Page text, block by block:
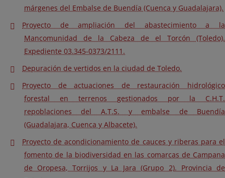
márgenes del Embalse de Buendía (Cuenca y Guadalajara).
Proyecto de ampliación del abastecimiento a la
Mancomunidad de la Cabeza de el Torcón (Toledo).
Expediente 03.345-0373/2111.
Depuración de vertidos en la ciudad de Toledo.
Proyecto de actuaciones de restauración hidrológico
forestal en terrenos gestionados por la C.H.T.
repoblaciones del A.T.S. y embalse de Buendía
(Guadalajara, Cuenca y Albacete).
Proyecto de acondicionamiento de cauces y riberas para el
fomento de la biodiversidad en las comarcas de Campana
de Oropesa, Torrijos y La Jara (Grupo 2). Provincia de